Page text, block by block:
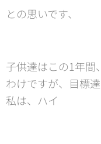
との思いです、
子供達はこの1年間
わけですが、目標
私は、ハイ😊